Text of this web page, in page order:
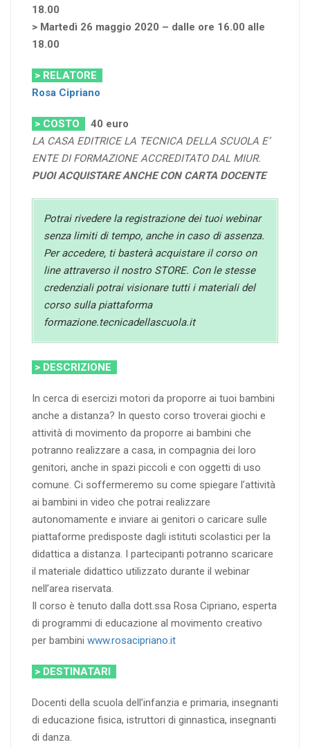
18.00
> Martedì 26 maggio 2020 – dalle ore 16.00 alle
18.00
> RELATORE
Rosa Cipriano
> COSTO 40 euro
LA CASA EDITRICE LA TECNICA DELLA SCUOLA E’
ENTE DI FORMAZIONE ACCREDITATO DAL MIUR.
PUOI ACQUISTARE ANCHE CON CARTA DOCENTE
Potrai rivedere la registrazione dei tuoi webinar
senza limiti di tempo, anche in caso di assenza.
Per accedere, ti basterà acquistare il corso on
line attraverso il nostro STORE. Con le stesse
credenziali potrai visionare tutti i materiali del
corso sulla piattaforma
formazione.tecnicadellascuola.it
> DESCRIZIONE
In cerca di esercizi motori da proporre ai tuoi bambini
anche a distanza? In questo corso troverai giochi e
attività di movimento da proporre ai bambini che
potranno realizzare a casa, in compagnia dei loro
genitori, anche in spazi piccoli e con oggetti di uso
comune. Ci soffermeremo su come spiegare l’attività
ai bambini in video che potrai realizzare
autonomamente e inviare ai genitori o caricare sulle
piattaforme predisposte dagli istituti scolastici per la
didattica a distanza. I partecipanti potranno scaricare
il materiale didattico utilizzato durante il webinar
nell’area riservata.
Il corso è tenuto dalla dott.ssa Rosa Cipriano, esperta
di programmi di educazione al movimento creativo
per bambini www.rosacipriano.it
> DESTINATARI
Docenti della scuola dell’infanzia e primaria, insegnanti
di educazione fisica, istruttori di ginnastica, insegnanti
di danza.